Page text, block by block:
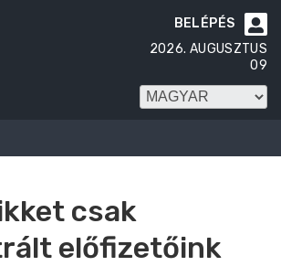

BELÉPÉS
2026. AUGUSZTUS
09
csak
előfizetőink